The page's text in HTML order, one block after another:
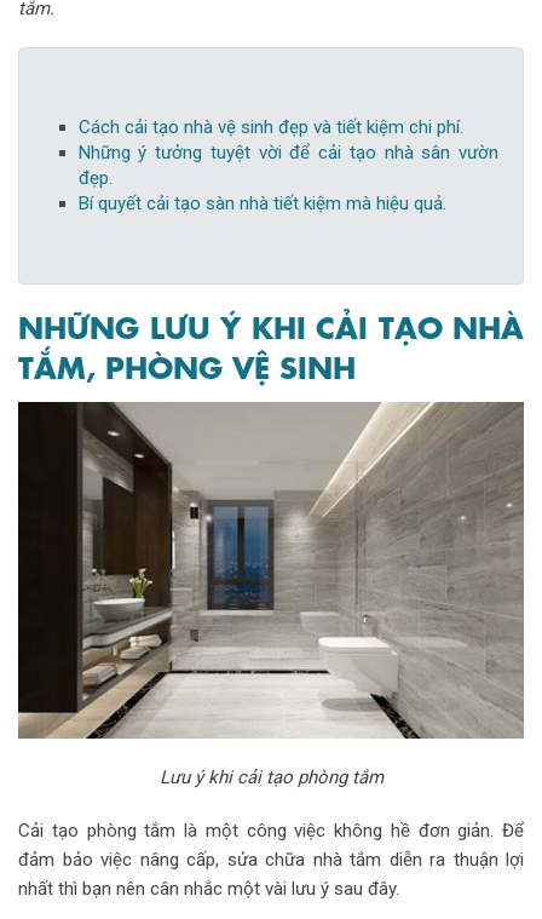
tắm.
Cách cải tạo nhà vệ sinh đẹp và tiết kiệm chi phí.
Những ý tưởng tuyệt vời để cải tạo nhà sân vườn
đẹp.
Bí quyết cải tạo sàn nhà tiết kiệm mà hiệu quả.
NHỮNG LƯU Ý KHI CẢI TẠO NHÀ
TẮM, PHÒNG VỆ SINH
Lưu ý khi cải tạo phòng tắm
Cải tạo phòng tắm là một công việc không hề đơn giản. Để
đảm bảo việc nâng cấp, sửa chữa nhà tắm diễn ra thuận lợi
nhất thì bạn nên cân nhắc một vài lưu ý sau đây.